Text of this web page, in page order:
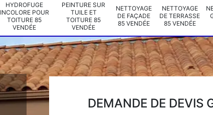
HYDROFUGE
INCOLORE POUR
TOITURE 85
VENDÉE
PEINTURE SUR
TUILE ET
TOITURE 85
VENDÉE
NETTOYAGE
DE FAÇADE
85 VENDÉE
NETTOYAGE
DE TERRASSE
85 VENDÉE
DEMANDE DE DEVIS